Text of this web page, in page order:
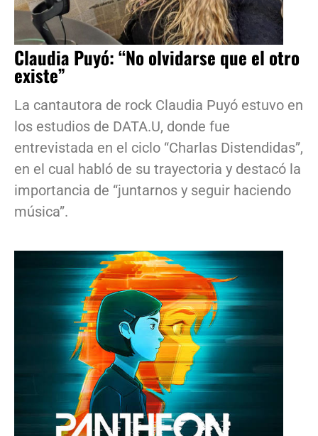
Claudia Puyó: “No olvidarse que el otro
existe”
La cantautora de rock Claudia Puyó estuvo en
los estudios de DATA.U, donde fue
entrevistada en el ciclo “Charlas Distendidas”,
en el cual habló de su trayectoria y destacó la
importancia de “juntarnos y seguir haciendo
música”.